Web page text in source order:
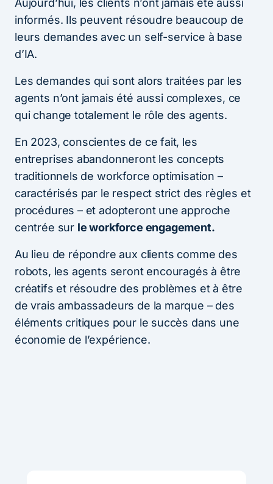
Aujourd’hui, les clients n’ont jamais été aussi
informés. Ils peuvent résoudre beaucoup de
leurs demandes avec un self-service à base
d’IA.
Les demandes qui sont alors traitées par les
agents n’ont jamais été aussi complexes, ce
qui change totalement le rôle des agents.
En 2023, conscientes de ce fait, les
entreprises abandonneront les concepts
traditionnels de workforce optimisation –
caractérisés par le respect strict des règles et
procédures – et adopteront une approche
centrée sur le workforce engagement.
Au lieu de répondre aux clients comme des
robots, les agents seront encouragés à être
créatifs et résoudre des problèmes et à être
de vrais ambassadeurs de la marque – des
éléments critiques pour le succès dans une
économie de l’expérience.